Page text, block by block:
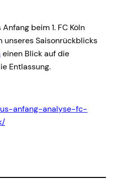
beim 1. FC Köln
unseres Saisonrückblicks
einen Blick auf die
Entlassung.
anfang-analyse-fc-